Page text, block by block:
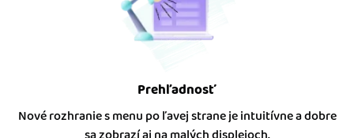
Prehľadnosť
Nové rozhranie s menu po ľavej strane je intuitívne a dobre